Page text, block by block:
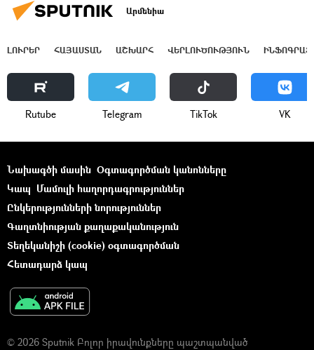
Արմենիա
ԼՈՒՐԵՐ ՀԱՅԱՍՏԱՆ ԱՇԽԱՐՀ ՎԵՐԼՈՒԾՈՒԹՅՈՒՆ
Rutube Telegram ТikТоk VK
Նախագծի մասին Օգտագործման կանոնները
Կապ Մամուլի հաղորդագրություններ
Ընկերությունների նորություններ
Գաղտնիության քաղաքականություն
Տեղեկանիշի (cookie) օգտագործման
Հետադարձ կապ
© 2026 Sputnik Բոլոր իրավունքները պաշտպանված